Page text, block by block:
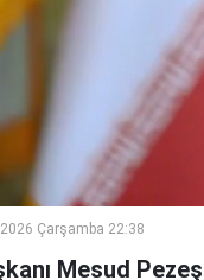
Çarşamba 22:38
Mesud